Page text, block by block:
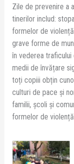
Zile de prevenire a
tinerilor includ:
formelor de
grave forme de
în vederea
medii de învățare
toți copiii obțin
culturi de pace și
familii, școli și
formelor de